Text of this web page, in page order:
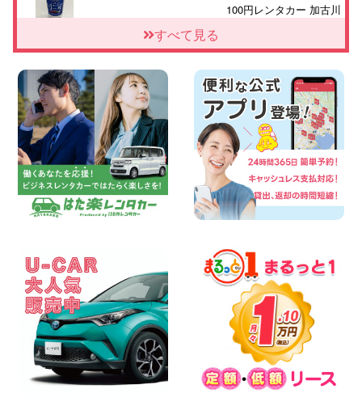
100円レンタカー 加古川
【佐渡の夏はレンタカーで自由に!】 新潟
100円レンタカー 両津
2026年08月06日
佐渡空港店はお盆も休まず営業中! 新潟県
佐渡空港店
100円レンタカー 佐渡空港
2026年08月06日
今週末空きあります☆ 大阪府 寝屋川太間
東町店
100円レンタカー 寝屋川太間東町
2026年08月06日
100円レンタカー 杉戸
2026年08月06日
今週末空きあります◎ カーシェア 墨田文
花店 東京都 墨田文花店
100円レンタカー 墨田文花
2026年08月06日
当社在庫車紹介【軽トラ】ハイゼットト
ラック 神奈川県 横浜旭南本宿町店
100円レンタカー 横浜旭南本宿町
2026年08月06日
すべて見る